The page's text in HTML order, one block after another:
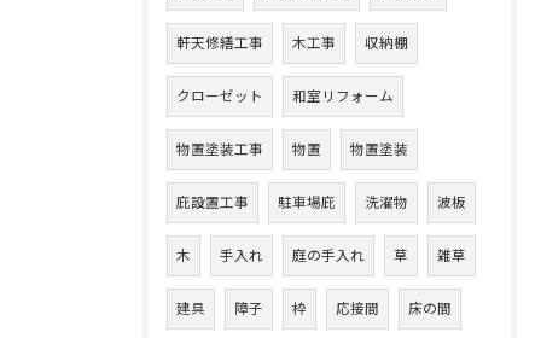
軒天修繕工事 木工事 収納棚
クローゼット 和室リフォーム
物置塗装工事 物置 物置塗装
庇設置工事 駐車場庇 洗濯物 波板
木 手入れ 庭の手入れ 草 雑草
建具 障子 枠 応接間 床の間